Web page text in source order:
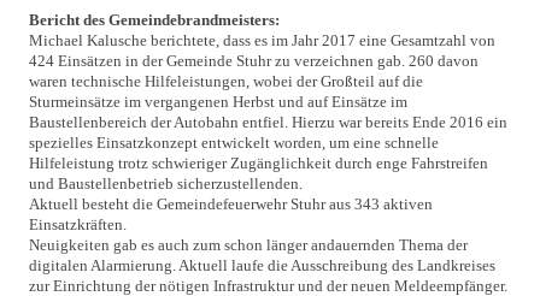
Bericht des Gemeindebrandmeisters:
Michael Kalusche berichtete, dass es im Jahr 2017 eine Gesamtzahl von
424 Einsätzen in der Gemeinde Stuhr zu verzeichnen gab. 260 davon
waren technische Hilfeleistungen, wobei der Großteil auf die
Sturmeinsätze im vergangenen Herbst und auf Einsätze im
Baustellenbereich der Autobahn entfiel. Hierzu war bereits Ende 2016 ein
spezielles Einsatzkonzept entwickelt worden, um eine schnelle
Hilfeleistung trotz schwieriger Zugänglichkeit durch enge Fahrstreifen
und Baustellenbetrieb sicherzustellenden.
Aktuell besteht die Gemeindefeuerwehr Stuhr aus 343 aktiven
Einsatzkräften.
Neuigkeiten gab es auch zum schon länger andauernden Thema der
digitalen Alarmierung. Aktuell laufe die Ausschreibung des Landkreises
zur Einrichtung der nötigen Infrastruktur und der neuen Meldeempfänger.